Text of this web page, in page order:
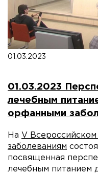
01.03.2023
01.03.2023
лечебным
орфанными
На V
заболеваниям
посвященная
лечебным питанием